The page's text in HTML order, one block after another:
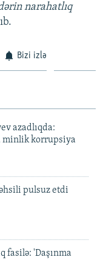
narahatlıq
Bizi izlə
azadlıqda:
minlik korrupsiya
pulsuz etdi
fasilə: 'Daşınma